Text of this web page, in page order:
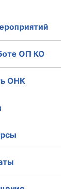
оценки
совет ОП КО
штаб
ОП КО
ОНК